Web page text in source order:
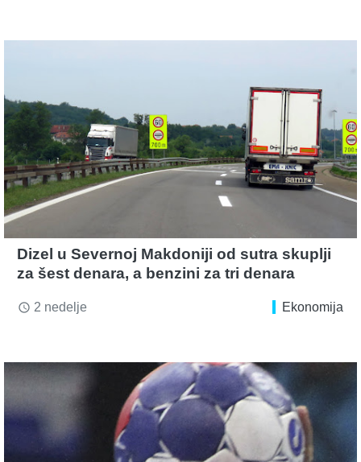
Dizel u Severnoj Makdoniji od sutra skuplji
za šest denara, a benzini za tri denara
access_time 2 nedelje Ekonomija